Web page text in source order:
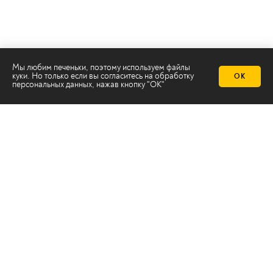
Мы любим печеньки, поэтому используем файлы
куки. Но только если вы согласитесь на обработку
персональных данных, нажав кнопку "ОК"
ОК